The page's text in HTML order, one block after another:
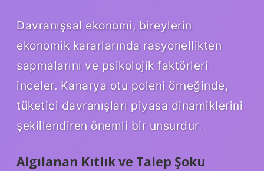
Davranışsal ekonomi, bireylerin
ekonomik kararlarında rasyonellikten
sapmalarını ve psikolojik faktörleri
inceler. Kanarya otu poleni örneğinde,
tüketici davranışları piyasa dinamiklerini
şekillendiren önemli bir unsurdur.
Algılanan Kıtlık ve Talep Şoku